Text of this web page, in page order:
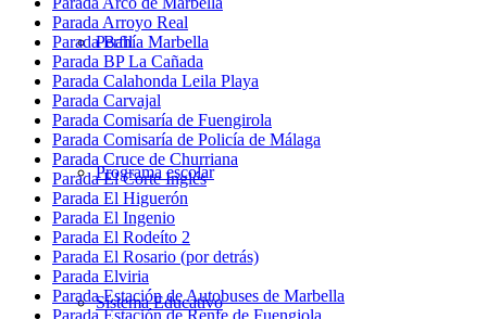
Perfil
Programa escolar
Sistema Educativo
Parada Arroyo Real
Parada Bahía Marbella
Parada BP La Cañada
Parada Calahonda Leila Playa
Parada Carvajal
Parada Comisaría de Fuengirola
Parada Comisaría de Policía de Málaga
Parada Cruce de Churriana
Parada El Corte Inglés
Parada El Higuerón
Parada El Ingenio
Parada El Rodeíto 2
Parada El Rosario (por detrás)
Parada Elviria
Parada Estación de Autobuses de Marbella